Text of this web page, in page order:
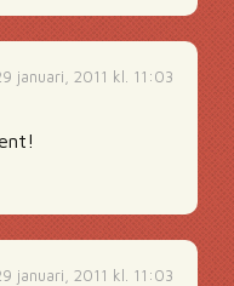
januari, 2011 kl. 11:03
januari, 2011 kl. 11:03